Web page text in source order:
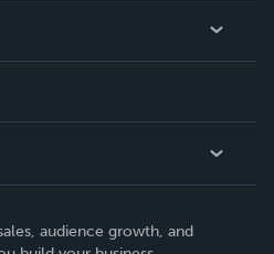
audience growth, and